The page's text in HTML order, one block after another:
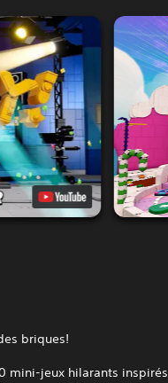
briques!
mini-jeux hilarants inspirés